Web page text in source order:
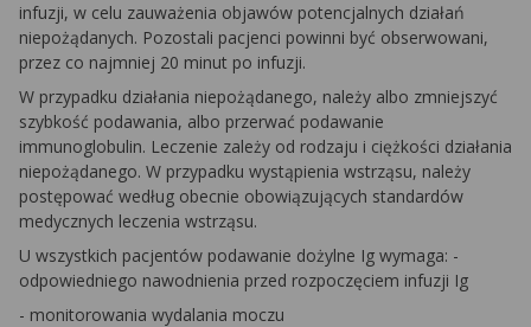
infuzji, w celu zauważenia objawów potencjalnych działań
niepożądanych. Pozostali pacjenci powinni być obserwowani,
przez co najmniej 20 minut po infuzji.
W przypadku działania niepożądanego, należy albo zmniejszyć
szybkość podawania, albo przerwać podawanie
immunoglobulin. Leczenie zależy od rodzaju i ciężkości działania
niepożądanego. W przypadku wystąpienia wstrząsu, należy
postępować według obecnie obowiązujących standardów
medycznych leczenia wstrząsu.
U wszystkich pacjentów podawanie dożylne Ig wymaga: -
odpowiedniego nawodnienia przed rozpoczęciem infuzji Ig
- monitorowania wydalania moczu